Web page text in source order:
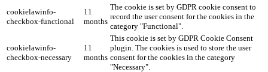
cookielawinfo-
checkbox-functional
11
months
The cookie is set by GDPR cookie consent to
record the user consent for the cookies in the
category "Functional".
cookielawinfo-
checkbox-necessary
11
months
This cookie is set by GDPR Cookie Consent
plugin. The cookies is used to store the user
consent for the cookies in the category
"Necessary".